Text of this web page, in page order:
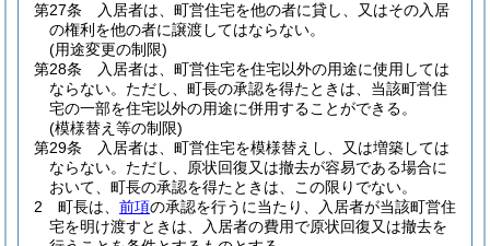
第27条
入居者は、町営住宅を他の者に貸し、又はその入居
の権利を他の者に譲渡してはならない。
(用途変更の制限)
第28条
入居者は、町営住宅を住宅以外の用途に使用しては
ならない。 ただし、町長の承認を得たときは、当該町営住
宅の一部を住宅以外の用途に併用することができる。
(模様替え等の制限)
第29条
入居者は、町営住宅を模様替えし、又は増築しては
ならない。 ただし、原状回復又は撤去が容易である場合に
おいて、町長の承認を得たときは、この限りでない。
2
町長は、 前項の承認を行うに当たり、入居者が当該町営住
宅を明け渡すときは、入居者の費用で原状回復又は撤去を